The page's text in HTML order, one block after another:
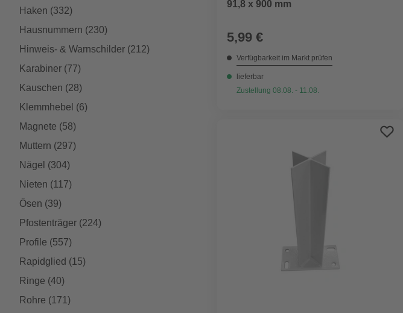
Haken (332)
Hausnummern (230)
Hinweis- & Warnschilder (212)
Karabiner (77)
Kauschen (28)
Klemmhebel (6)
Magnete (58)
Muttern (297)
Nägel (304)
Nieten (117)
Ösen (39)
Pfostenträger (224)
Profile (557)
Rapidglied (15)
Ringe (40)
Rohre (171)
91,8 x 900 mm
5,99 €
Verfügbarkeit im Markt prüfen
lieferbar
Zustellung 08.08. - 11.08.